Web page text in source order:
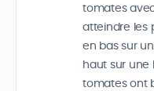
tomates
atteindre les
en bas sur
haut sur une
tomates ont